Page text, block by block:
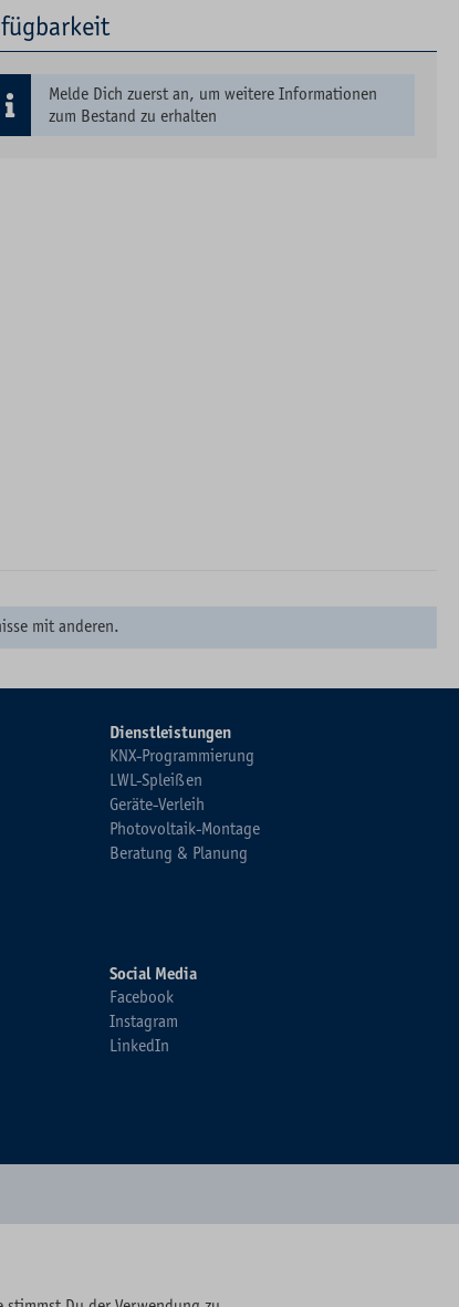
Melde Dich zuerst an, um weitere Informationen
zum Bestand zu erhalten
mit anderen.
Dienstleistungen
KNX-Programmierung
LWL-Spleißen
Geräte-Verleih
Photovoltaik-Montage
Beratung & Planung
Social Media
Facebook
Instagram
LinkedIn